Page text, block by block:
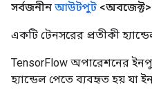
সর্বজনীন আউটপুট <অবজেক্ট>
একটি টেনসরের প্রতীকী
TensorFlow অপারেশনের
হ্যান্ডেল পেতে ব্যবহৃত হয় যা